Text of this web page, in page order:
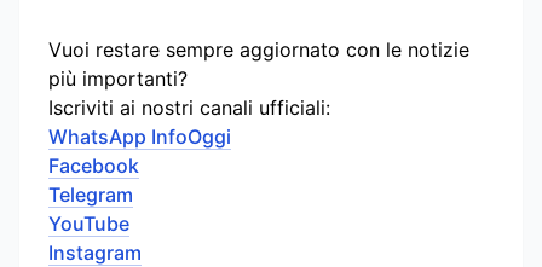
Vuoi restare sempre aggiornato con le notizie
più importanti?
Iscriviti ai nostri canali ufficiali:
WhatsApp InfoOggi
Facebook
Telegram
YouTube
Instagram